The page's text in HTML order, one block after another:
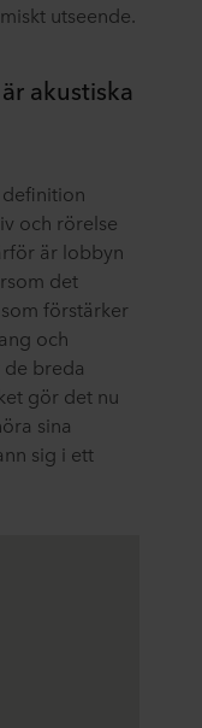
utseende.
akustiska
och rörelse
är lobbyn
det
förstärker
och
breda
gör det nu
sina
sig i ett